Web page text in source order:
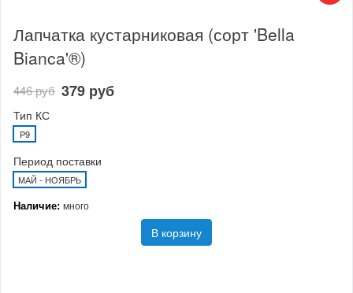
Лапчатка кустарниковая (сорт 'Bella
Bianca'®)
446 руб 379 руб
Тип КС
P9
Период поставки
МАЙ - НОЯБРЬ
Наличие: много
В корзину